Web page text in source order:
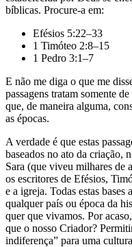
bíblicas. Procure-a em:
Efésios 5:22–33
1 Timóteo 2:8–15
1 Pedro 3:1–7
E não me diga o que me
passagens tratam somente
que, de maneira alguma,
as épocas.
A verdade é que estas
baseados no ato da criação,
Sara (que viveu milhares de
os escritores de Efésios,
e a igreja. Todas estas bases
qualquer país ou época da
quer que vivamos. Por
que o nosso Criador?
indiferença” para uma